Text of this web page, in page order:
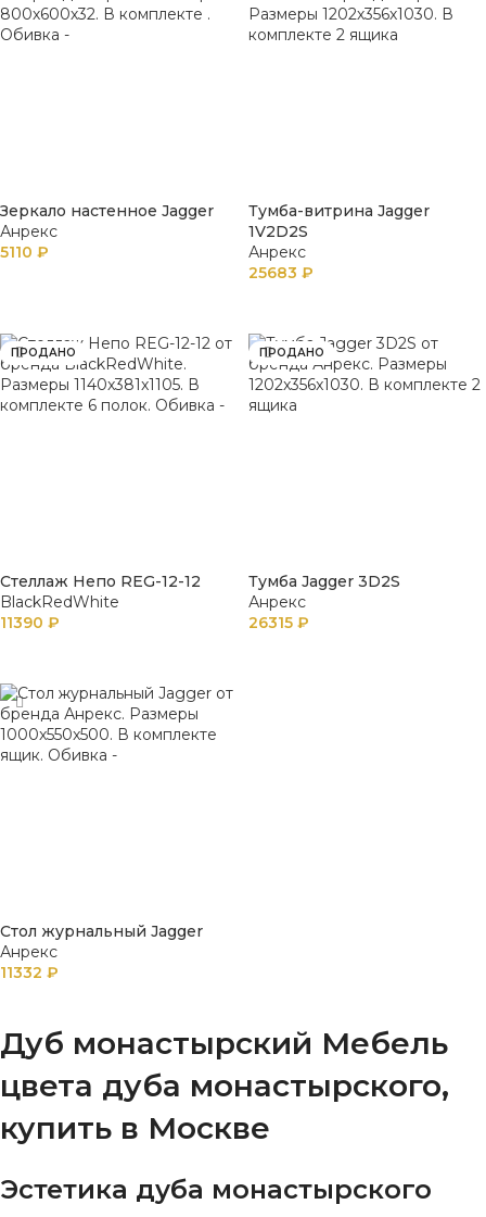
Зеркало настенное Jagger
Анрекс
5110 ₽
Тумба-витрина Jagger
1V2D2S
Анрекс
25683 ₽
ПРОДАНО
Стеллаж Непо REG-12-12
BlackRedWhite
11390 ₽
ПРОДАНО
Тумба Jagger 3D2S
Анрекс
26315 ₽
Стол журнальный Jagger
Анрекс
11332 ₽
Дуб монастырский Мебель
цвета дуба монастырского,
купить в Москве
Эстетика дуба монастырского